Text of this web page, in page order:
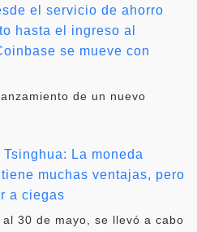
el servicio de ahorro
hasta el ingreso al
se mueve con
de un nuevo
La moneda
muchas ventajas, pero
a ciegas
30 de mayo, se llevó a cabo